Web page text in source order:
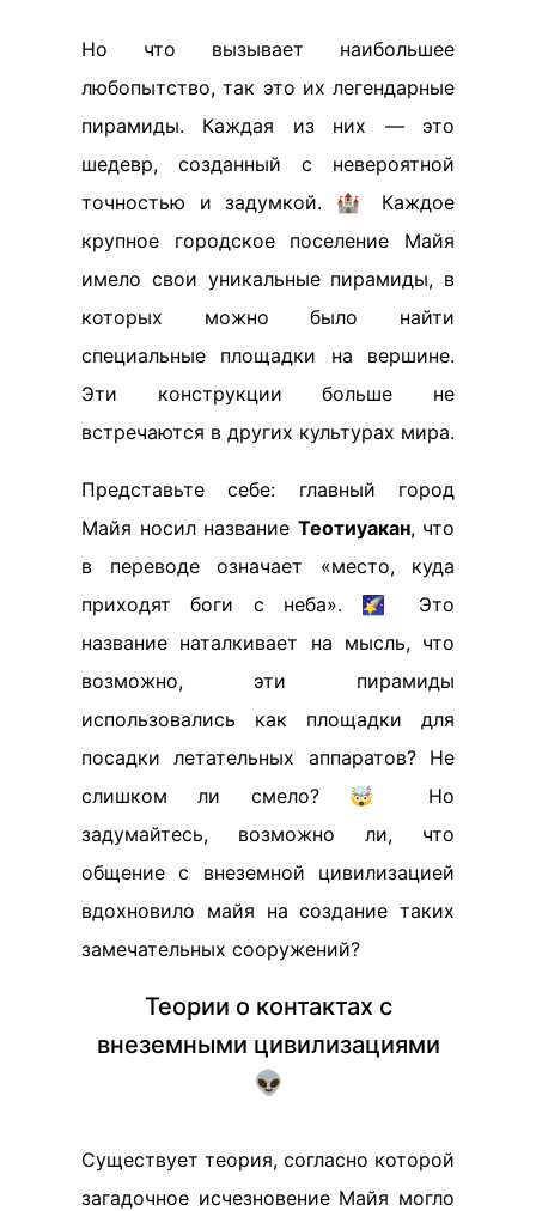
Но что вызывает наибольшее
любопытство, так это их легендарные
пирамиды. Каждая из них — это
шедевр, созданный с невероятной
точностью и задумкой. 🏰 Каждое
крупное городское поселение Майя
имело свои уникальные пирамиды, в
которых можно было найти
специальные площадки на вершине.
Эти конструкции больше не
встречаются в других культурах мира.
Представьте себе: главный город
Майя носил название Теотиуакан, что
в переводе означает «место, куда
приходят боги с неба». 🌠 Это
название наталкивает на мысль, что
возможно, эти пирамиды
использовались как площадки для
посадки летательных аппаратов? Не
слишком ли смело? 🤯 Но
задумайтесь, возможно ли, что
общение с внеземной цивилизацией
вдохновило майя на создание таких
замечательных сооружений?
Теории о контактах с
внеземными цивилизациями
👽
Существует теория, согласно которой
загадочное исчезновение Майя могло